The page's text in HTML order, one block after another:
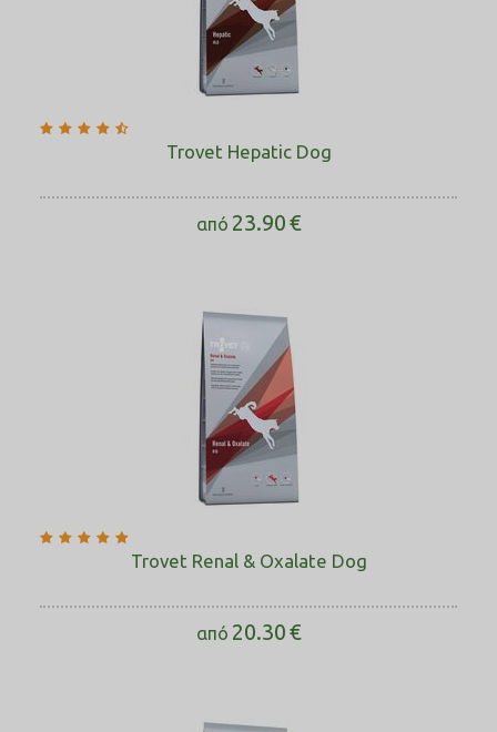
Trovet Hepatic Dog
από 23.90€
Trovet Renal & Oxalate Dog
από 20.30€